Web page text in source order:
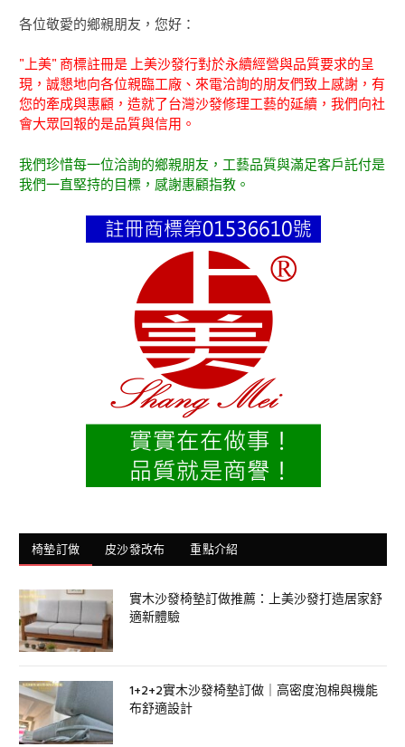
各位敬愛的鄉親朋友，您好：
"上美" 商標註冊是 上美沙發行對於永續經營與品質要求的呈
現，誠懇地向各位親臨工廠、來電洽詢的朋友們致上感謝，有
您的牽成與惠顧，造就了台灣沙發修理工藝的延續，我們向社
會大眾回報的是品質與信用。
我們珍惜每一位洽詢的鄉親朋友，工藝品質與滿足客戶託付是
我們一直堅持的目標，感謝惠顧指教。
椅墊訂做 皮沙發改布 重點介紹
實木沙發椅墊訂做推薦：上美沙發打造居家舒
適新體驗
1+2+2實木沙發椅墊訂做｜高密度泡棉與機能
布舒適設計